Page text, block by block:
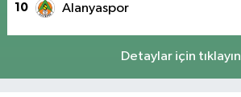
10 Alanyaspor
Detaylar için tıklayın